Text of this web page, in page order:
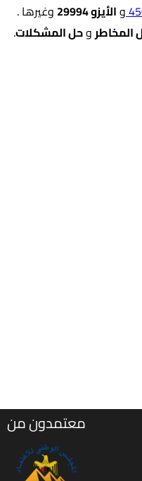
والأيزو 29994
وغيرها .
المخاطروحل المشكلات.
معتمدون من